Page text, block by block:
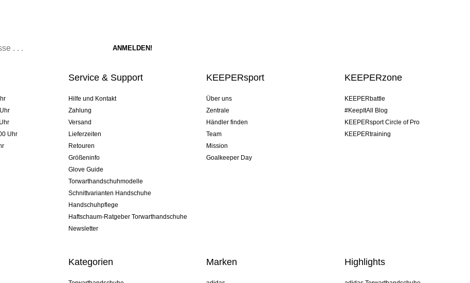
Uhr
Service & Support
Hilfe und Kontakt
Zahlung
Versand
Lieferzeiten
Retouren
Größeninfo
Glove Guide
Torwarthandschuhmodelle
Schnittvarianten Handschuhe
Handschuhpflege
Haftschaum-Ratgeber Torwarthandschuhe
Newsletter
KEEPERsport
Über uns
Zentrale
Händler finden
Team
Mission
Goalkeeper Day
KEEPERzone
KEEPERbattle
#KeepItAll Blog
KEEPERsport Circle of Pro
KEEPERtraining
Kategorien Marken Highlights